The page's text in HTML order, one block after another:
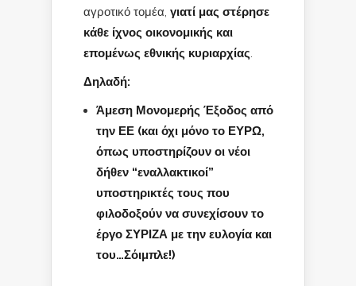
αγροτικό τομέα, γιατί μας στέρησε
κάθε ίχνος οικονομικής και
επομένως εθνικής κυριαρχίας.
Δηλαδή:
Άμεση Μονομερής Έξοδος από
την ΕΕ (και όχι μόνο το ΕΥΡΩ,
όπως υποστηρίζουν οι νέοι
δήθεν “εναλλακτικοί”
υποστηρικτές τους που
φιλοδοξούν να συνεχίσουν το
έργο ΣΥΡΙΖΑ με την ευλογία και
του…Σόιμπλε!)